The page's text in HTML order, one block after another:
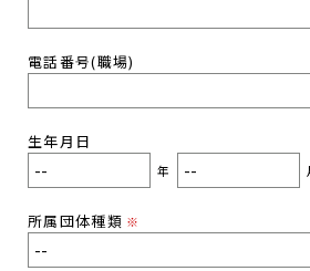
電話番号(職場)
生年月日
年
所属団体種類 ※